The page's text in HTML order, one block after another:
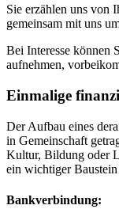
Sie erzählen uns von
gemeinsam mit uns
Bei Interesse können
aufnehmen,
Einmalige
Der Aufbau eines
in Gemeinschaft
Kultur, Bildung oder
ein wichtiger
Bankverbindung: